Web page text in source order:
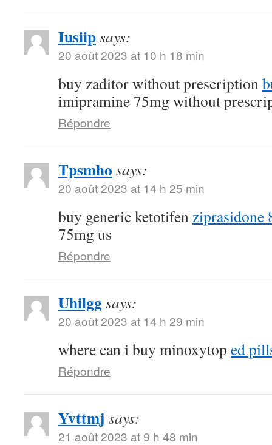
Iusiipsays:
20 août 2023 at 10 h 18 min
buy zaditor without prescription
imipramine 75mg without
Répondre
Tpsmho says:
20 août 2023 at 14 h 25 min
buy generic ketotifenziprasidone
75mg us
Répondre
Uhilggsays:
20 août 2023 at 14 h 29 min
where can i buy minoxytop ed
Répondre
Yvttmj says:
21 août 2023 at 9 h 48 min